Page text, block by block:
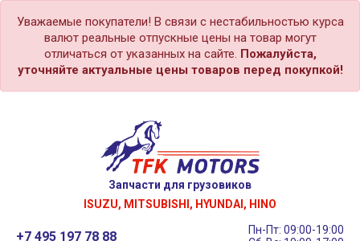
Уважаемые покупатели! В связи с нестабильностью курса
валют реальные отпускные цены на товар могут
отличаться от указанных на сайте. Пожалуйста,
уточняйте актуальные цены товаров перед покупкой!
Запчасти для грузовиков
ISUZU, MITSUBISHI, HYUNDAI, HINO
+7 495 197 78 88
Пн-Пт: 09:00-19:00